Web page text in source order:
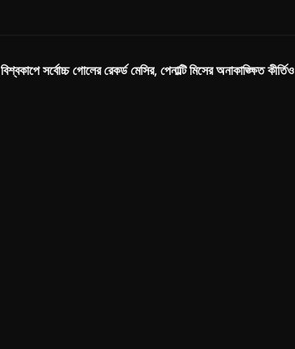
বিশ্বকাপে সর্বোচ্চ গোলের রেকর্ড মেসির, পেনাল্টি মিসের অনাকাঙ্ক্ষিত কীর্তিও